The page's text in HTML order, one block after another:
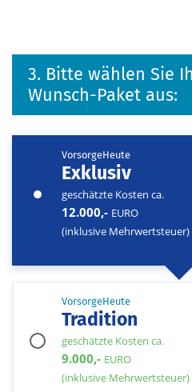
3. Bitte wählen Sie
Wunsch-Paket aus:
VorsorgeHeute
Exklusiv
geschätzte Kosten ca.
12.000,- EURO
(inklusive Mehrwertsteuer)
VorsorgeHeute
Tradition
geschätzte Kosten ca.
9.000,- EURO
(inklusive Mehrwertsteuer)